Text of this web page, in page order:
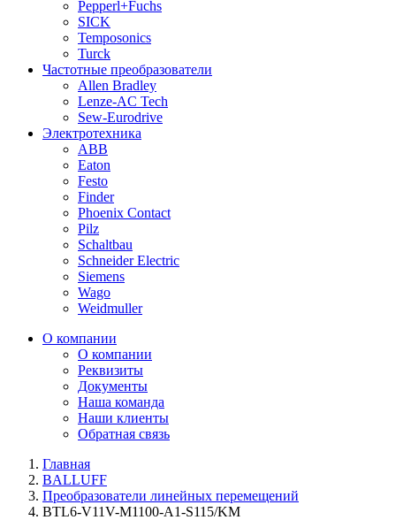
Pepperl+Fuchs
SICK
Temposonics
Turck
Частотные преобразователи
Allen Bradley
Lenze-AC Tech
Sew-Eurodrive
Электротехника
ABB
Eaton
Festo
Finder
Phoenix Contact
Pilz
Schaltbau
Schneider Electric
Siemens
Wago
Weidmuller
О компании
О компании
Реквизиты
Документы
Наша команда
Наши клиенты
Обратная связь
Главная
BALLUFF
Преобразователи линейных перемещений
BTL6-V11V-M1100-A1-S115/KM